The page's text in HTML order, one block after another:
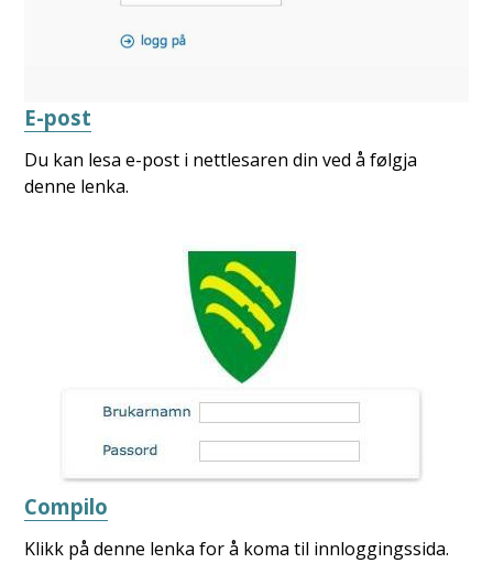
E-post
Du kan lesa e-post i nettlesaren din ved å følgja
denne lenka.
Compilo
Klikk på denne lenka for å koma til innloggingssida.